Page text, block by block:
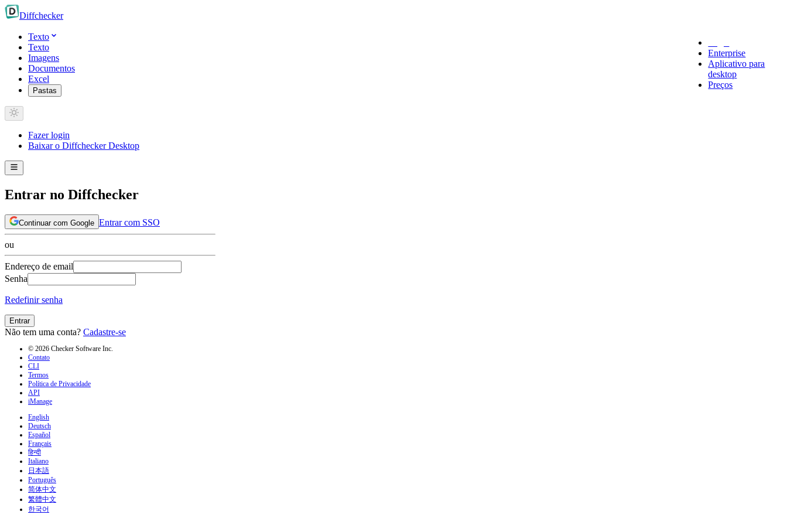
Diffchecker
Texto
Texto
Imagens
Documentos
Excel
Pastas
Enterprise
Aplicativo para
desktop
Preços
Fazer login
Baixar o Diffchecker Desktop
Entrar no Diffchecker
Continuar com Google Entrar com SSO
ou
Endereço de email
Senha
Redefinir senha
Entrar
Não tem uma conta? Cadastre-se
© 2026 Checker Software Inc.
Contato
CLI
Termos
Política de Privacidade
API
iManage
English
Deutsch
Español
Français
हिन्दी
Italiano
日本語
Português
简体中文
繁體中文
한국어